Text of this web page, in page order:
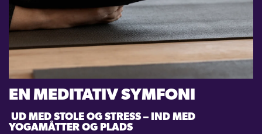
CARL NIELSEN INTERNATIONAL COMPETITION
KONTAKT
LOGIN
EN MEDITATIV SYMFONI
UD MED STOLE OG STRESS – IND MED
YOGAMÅTTER OG PLADS